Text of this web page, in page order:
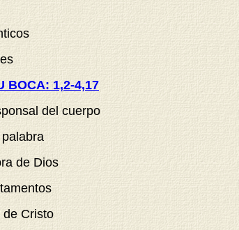
BOCA: 1,2-4,17
del cuerpo
de Dios
de Cristo